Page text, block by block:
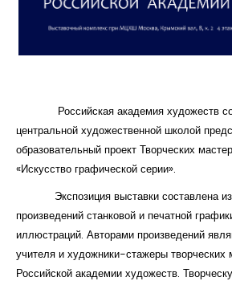
Российская академия художеств
центральной художественной школой
образовательный проект Творческих
«Искусство графической серии».
Экспозиция выставки составлена из
произведений станковой и печатной
иллюстраций. Авторами произведений
учителя и художники-стажеры творческих
Российской академии художеств.